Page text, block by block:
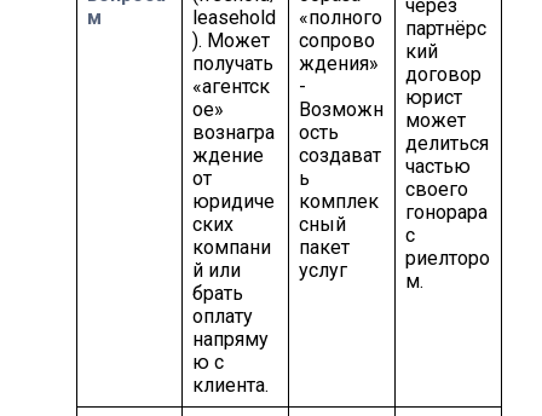
м
leasehold
). Может
получать
«агентск
ое»
вознагра
ждение
от
юридиче
ских
компани
й или
брать
оплату
напряму
ю с
клиента.
«полного
сопрово
ждения»
-
Возможн
ость
создават
ь
комплек
сный
пакет
услуг
через
партнёрс
кий
договор
юрист
может
делиться
частью
своего
гонорара
с
риелторо
м.